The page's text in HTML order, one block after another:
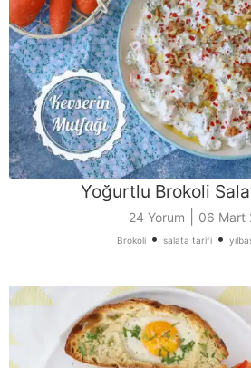
Yoğurtlu Brokoli
24 Yorum 06 Mart
Brokoli • salata tarifi •